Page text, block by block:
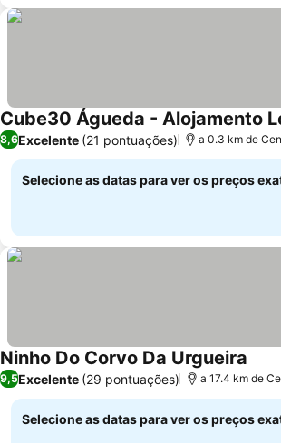
Cube30 Águeda - Alojamento
8,6Excelente (21 pontuações) a 0.3 km de
Selecione as datas para ver os preços
Ninho Do Corvo Da Urgueira
9,5Excelente (29 pontuações) a 17.4 km de
Selecione as datas para ver os preços